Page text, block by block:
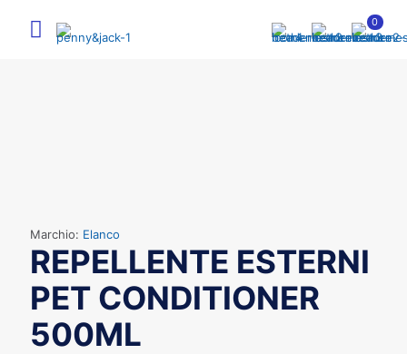
0
Marchio: Elanco
REPELLENTE ESTERNI
PET CONDITIONER
500ML